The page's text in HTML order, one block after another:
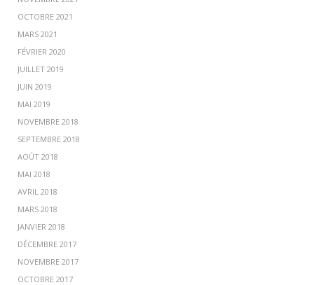
OCTOBRE 2021
MARS 2021
FÉVRIER 2020
JUILLET 2019
JUIN 2019
MAI 2019
NOVEMBRE 2018
SEPTEMBRE 2018
AOÛT 2018
MAI 2018
AVRIL 2018
MARS 2018
JANVIER 2018
DÉCEMBRE 2017
NOVEMBRE 2017
OCTOBRE 2017